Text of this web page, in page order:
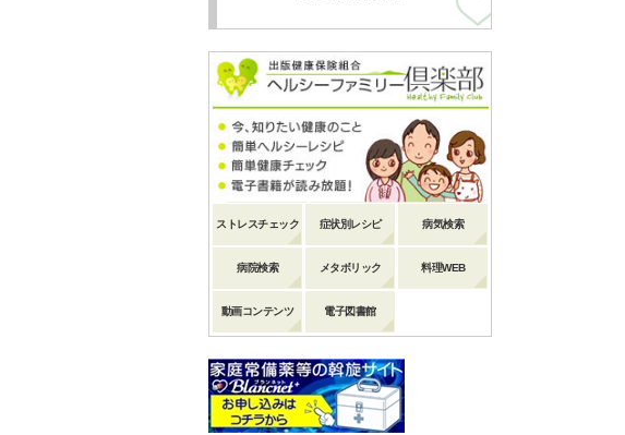
ストレスチェック 症状別レシピ 病気検索
病院検索 メタボリック 料理WEB
動画コンテンツ 電子図書館